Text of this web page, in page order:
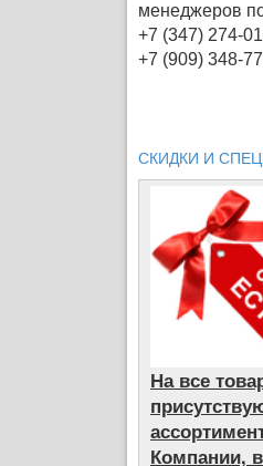
менеджеров
+7 (347) 274-
+7 (909) 348-
СКИДКИ И
На все
Компании,